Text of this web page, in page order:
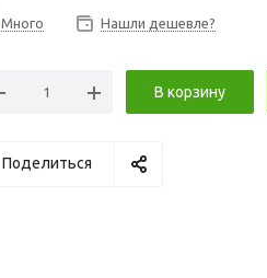
Много Нашли дешевле?
В корзину
Поделиться